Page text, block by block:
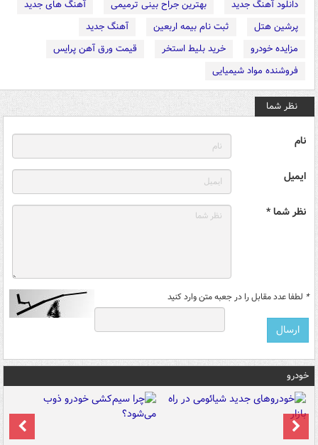
دانلود آهنگ جدید
بهترین جراح بینی ترمیمی
آهنگ های جدید
پرشین هتل
ثبت نام بیمه اربعین
آهنگ جدید
مزایده خودرو
خرید بلیط استخر
قیمت ورق آهن پرایس
فروشنده مواد شیمیایی
نظر شما
نام
ایمیل
نظر شما *
* لطفا عدد مقابل را در جعبه متن وارد کنید
خودرو